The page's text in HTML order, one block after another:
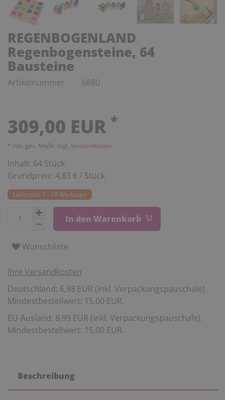
REGENBOGENLAND
Regenbogensteine, 64
Bausteine
Artikelnummer 6880
309,00 EUR *
* inkl. ges. MwSt. zzgl. Versandkosten
Inhalt: 64 Stück
Grundpreis: 4,83 € / Stück
Lieferzeit: 7 - 10 Werktage
In den Warenkorb
Wunschliste
Ihre Versandkosten
Deutschland: 6,98 EUR (inkl. Verpackungspauschale).
Mindestbestellwert: 15,00 EUR.
EU-Ausland: 8,99 EUR (inkl. Verpackungspauschale).
Mindestbestellwert: 15,00 EUR.
Beschreibung